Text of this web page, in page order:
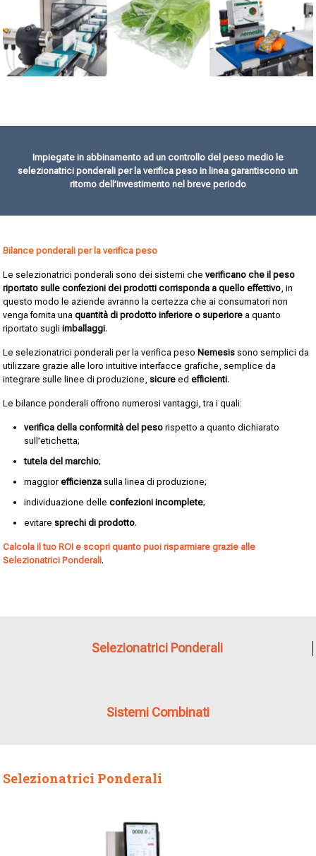
Impiegate in abbinamento ad un controllo del peso medio le
selezionatrici ponderali per la verifica peso in linea garantiscono un
ritorno dell’investimento nel breve periodo
Bilance ponderali per la verifica peso
Le selezionatrici ponderali sono dei sistemi cheverificano che il peso
riportato sulle confezioni dei prodotti corrisponda a quello effettivo , in
questo modo le aziende avranno la certezza che ai consumatori non
venga fornita unaquantità di prodotto inferiore o superiore a quanto
riportato sugliimballaggi.
Le selezionatrici ponderali per la verifica pesoNemesis sono semplici da
utilizzare grazie alle loro intuitive interfacce grafiche, semplice da
integrare sulle linee di produzione,sicure edefficienti.
Le bilance ponderali offrono numerosi vantaggi, tra i quali:
verifica della conformità del peso rispetto a quanto dichiarato
sull’etichetta;
tutela del marchio;
maggiorefficienza sulla linea di produzione;
individuazione delleconfezioni incomplete;
evitaresprechi di prodotto.
Calcola il tuo ROI e scopri quanto puoi risparmiare grazie alle
Selezionatrici Ponderali.
Selezionatrici Ponderali
Sistemi Combinati
Selezionatrici Ponderali